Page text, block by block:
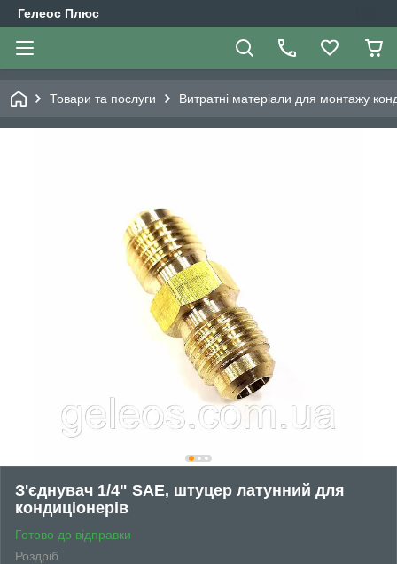
Гелеос Плюс
Товари та послуги Витратні матеріали для монтажу
З'єднувач 1/4" SAE, штуцер латунний для
кондиціонерів
Готово до відправки
Роздріб